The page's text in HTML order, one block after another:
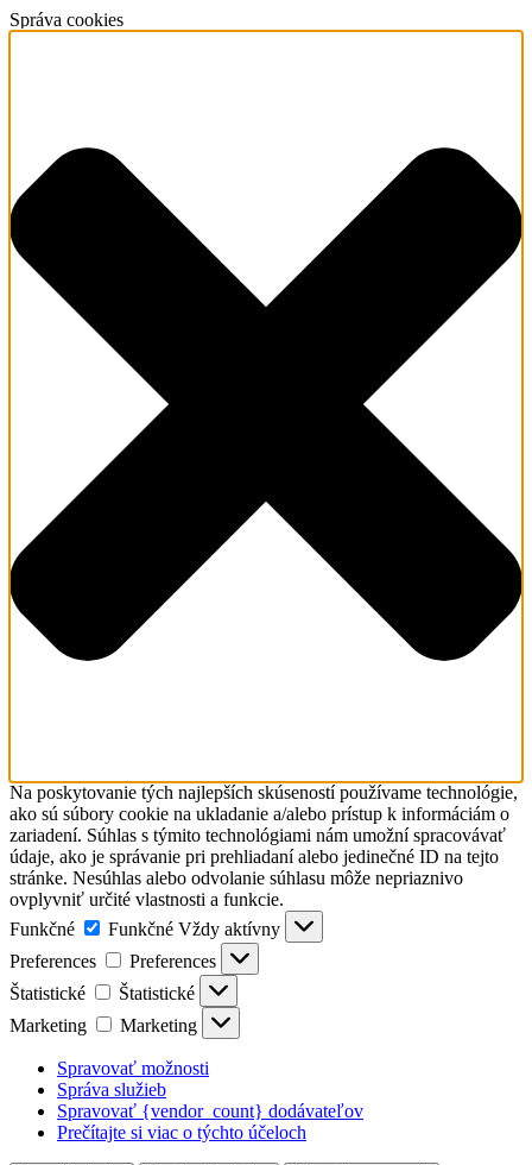
Správa cookies
Na poskytovanie tých najlepších skúseností používame technológie,
ako sú súbory cookie na ukladanie a/alebo prístup k informáciám o
zariadení. Súhlas s týmito technológiami nám umožní spracovávať
údaje, ako je správanie pri prehliadaní alebo jedinečné ID na tejto
stránke. Nesúhlas alebo odvolanie súhlasu môže nepriaznivo
ovplyvniť určité vlastnosti a funkcie.
Funkčné
Funkčné Vždy aktívny
Preferences
Preferences
Štatistické
Štatistické
Marketing
Marketing
Spravovať možnosti
Správa služieb
Spravovať {vendor_count} dodávateľov
Prečítajte si viac o týchto účeloch